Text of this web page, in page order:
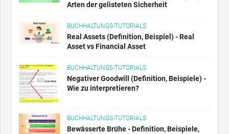
Arten der gelisteten Sicherheit
BUCHHALTUNGS-TUTORIALS
Real Assets (Definition, Beispiel) - Real
Asset vs Financial Asset
BUCHHALTUNGS-TUTORIALS
Negativer Goodwill (Definition, Beispiele) -
Wie zu interpretieren?
BUCHHALTUNGS-TUTORIALS
Bewässerte Brühe - Definition, Beispiele,